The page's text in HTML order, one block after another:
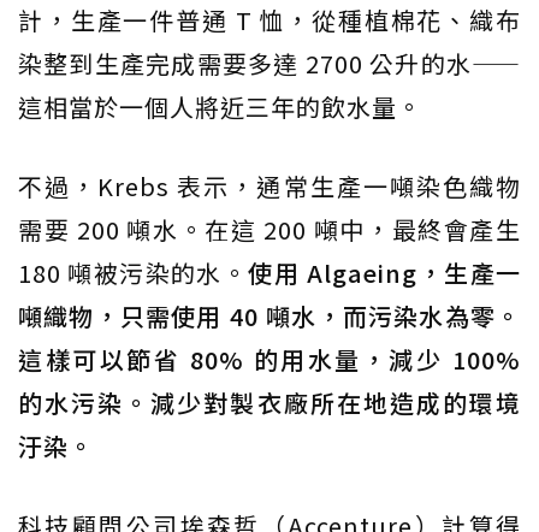
計，生產一件普通 T 恤，從種植棉花、織布
染整到生產完成需要多達 2700 公升的水——
這相當於一個人將近三年的飲水量。
不過，Krebs 表示，通常生產一噸染色織物
需要 200 噸水。在這 200 噸中，最終會產生
180 噸被污染的水。使用 Algaeing，生產一
噸織物，只需使用 40 噸水，而污染水為零。
這樣可以節省 80% 的用水量，減少 100%
的水污染。減少對製衣廠所在地造成的環境
汙染。